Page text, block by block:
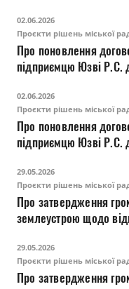
вбудовано-
(02.10) на вул.
(площею 0,1730 га)
02.06.2026
Проєкти рішень міської
Про поновлення
підприємцю Юзві Р.С.
вбудовано-
(02.10) на вул.
(площею 0,4400 га)
02.06.2026
Проєкти рішень міської
Про поновлення
підприємцю Юзві Р.С.
вбудовано-
(02.10) на вул.
(площею 0,0900 га)
29.05.2026
Проєкти рішень міської
Про затвердження
землеустрою щодо
будівництва,
споруд об'єктів
(14.02) на вул.
29.05.2026
Проєкти рішень міської
Про затвердження